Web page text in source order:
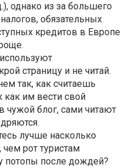
однако из за большего
обязательных
кредитов в Европе
страницу и не читай.
так, как считаешь
как им вести свой
чужой блог, сами читают
лучше насколько
рот туристам
потопы после дождей?